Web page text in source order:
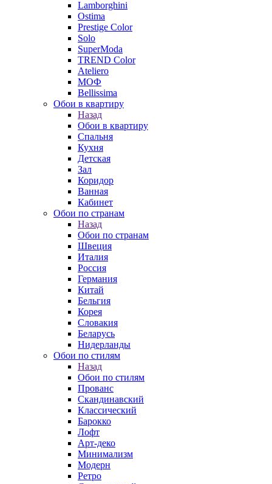
Lamborghini
Ostima
Prestige Color
Solo
SuperModa
TREND Color
Ateliero
МОФ
Bellissima
Обои в квартиру
Назад
Обои в квартиру
Спальня
Кухня
Детская
Зал
Коридор
Ванная
Кабинет
Обои по странам
Назад
Обои по странам
Швеция
Италия
Россия
Германия
Китай
Бельгия
Корея
Словакия
Беларусь
Нидерланды
Обои по стилям
Назад
Обои по стилям
Прованс
Скандинавский
Классический
Барокко
Лофт
Арт-деко
Минимализм
Модерн
Ретро